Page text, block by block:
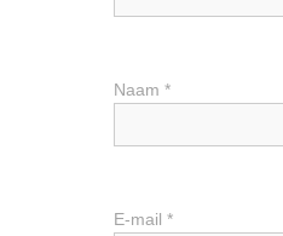
Naam*
E-mail*